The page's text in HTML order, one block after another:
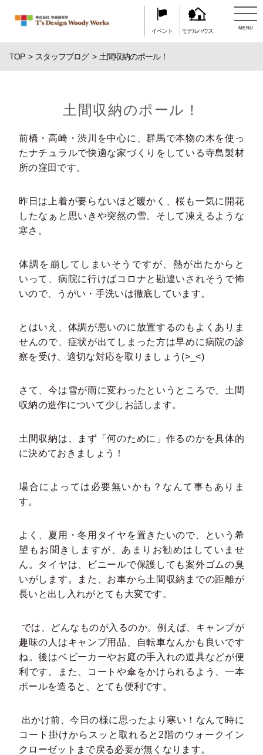
イベント モデルハウス MENU
TOP スタッフブログ 土間収納のポール！
土間収納のポール！
前橋・高崎・渋川を中心に、群馬で本物の木を使っ
たナチュラルで快適な家づくりをしている寺島製材
所の窪田です。
昨日は上着が要らないほど暖かく、桜も一気に開花
したなぁと思いきや突然の雪。そして凍えるような
寒さ。
体調を崩してしまいそうですが、熱が出たからと
いって、病院に行けばコロナと勘違いされそうで怖
いので、うがい・手洗いは徹底しています。
とはいえ、体調が悪いのに放置するのもよくありま
せんので、症状が出てしまった方は早めに病院の診
察を受け、適切な対応を取りましょう(>_<)
さて、今は雪が雨に変わったというところで、土間
収納の造作について少しお話します。
土間収納は、まず「何のために」作るのかを具体的
に決めておきましょう！
場合によっては必要無いかも？なんて事もありま
す。
よく、夏用・冬用タイヤを置きたいので、という希
望もお聞きしますが、あまりお勧めはしていませ
ん。タイヤは、ビニールで保護しても案外ゴムの臭
いがします。また、お車から土間収納までの距離が
長いと出し入れがとても大変です。
では、どんなものが入るのか。例えば、キャンプが
趣味の人はキャンプ用品、自転車なんかも良いです
ね。後はベビーカーやお庭の手入れの道具などが便
利です。また、コートや傘をかけられるよう、一本
ポールを造ると、とても便利です。
出かけ前、今日の様に思ったより寒い！なんて時に
コート掛けからスッと取れると2階のウォークイン
クローゼットまで戻る必要が無くなります。